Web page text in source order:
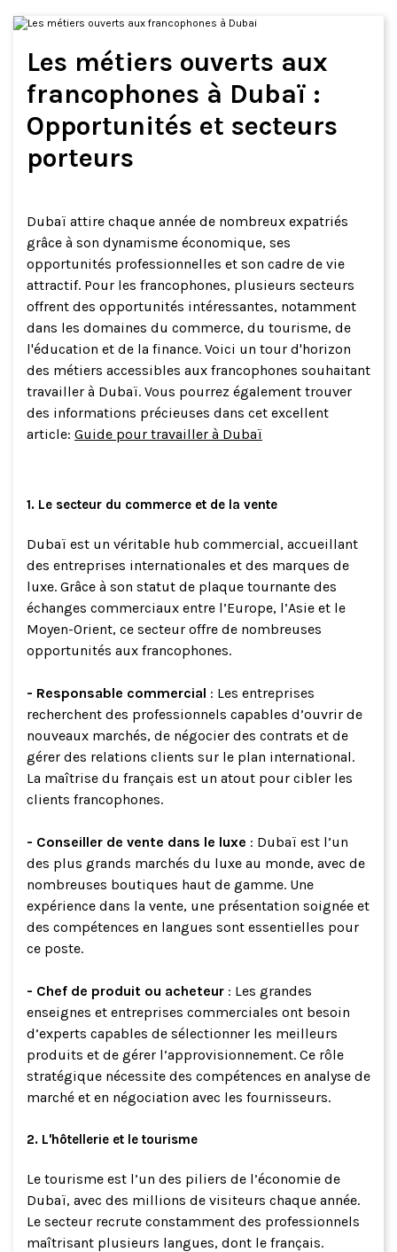
Les métiers ouverts aux
francophones à Dubaï :
Opportunités et secteurs
porteurs
Dubaï attire chaque année de nombreux expatriés
grâce à son dynamisme économique, ses
opportunités professionnelles et son cadre de vie
attractif. Pour les francophones, plusieurs secteurs
offrent des opportunités intéressantes, notamment
dans les domaines du commerce, du tourisme, de
l'éducation et de la finance. Voici un tour d'horizon
des métiers accessibles aux francophones souhaitant
travailler à Dubaï. Vous pourrez également trouver
des informations précieuses dans cet excellent
article: Guide pour travailler à Dubaï
1. Le secteur du commerce et de la vente
Dubaï est un véritable hub commercial, accueillant
des entreprises internationales et des marques de
luxe. Grâce à son statut de plaque tournante des
échanges commerciaux entre l’Europe, l’Asie et le
Moyen-Orient, ce secteur offre de nombreuses
opportunités aux francophones.
- Responsable commercial : Les entreprises
recherchent des professionnels capables d’ouvrir de
nouveaux marchés, de négocier des contrats et de
gérer des relations clients sur le plan international.
La maîtrise du français est un atout pour cibler les
clients francophones.
- Conseiller de vente dans le luxe : Dubaï est l’un
des plus grands marchés du luxe au monde, avec de
nombreuses boutiques haut de gamme. Une
expérience dans la vente, une présentation soignée et
des compétences en langues sont essentielles pour
ce poste.
- Chef de produit ou acheteur : Les grandes
enseignes et entreprises commerciales ont besoin
d’experts capables de sélectionner les meilleurs
produits et de gérer l’approvisionnement. Ce rôle
stratégique nécessite des compétences en analyse de
marché et en négociation avec les fournisseurs.
2. L'hôtellerie et le tourisme
Le tourisme est l’un des piliers de l’économie de
Dubaï, avec des millions de visiteurs chaque année.
Le secteur recrute constamment des professionnels
maîtrisant plusieurs langues, dont le français.